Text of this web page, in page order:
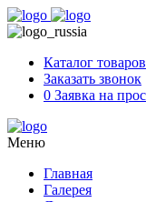
Skip
to
Каталог товаров
Заказать звонок
0 Заявка на
Меню
Главная
Галерея